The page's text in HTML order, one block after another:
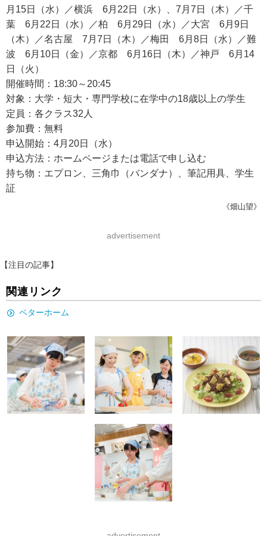
月15日（水）／横浜 6月22日（水）、7月7日（木）／千
葉 6月22日（水）／柏 6月29日（水）／大宮 6月9日
（木）／名古屋 7月7日（木）／梅田 6月8日（水）／難
波 6月10日（金）／京都 6月16日（木）／神戸 6月14
日（火）
開催時間：18:30～20:45
対象：大学・短大・専門学校に在学中の18歳以上の学生
定員：各クラス32人
参加費：無料
申込開始：4月20日（水）
申込方法：ホームページまたは電話で申し込む
持ち物：エプロン、三角巾（バンダナ）、筆記用具、学生
証
《畑山望》
advertisement
【注目の記事】
関連リンク
ベターホーム